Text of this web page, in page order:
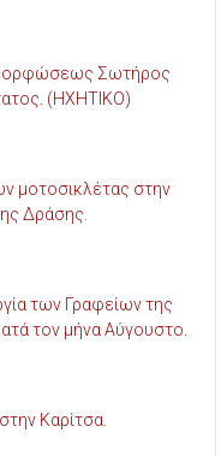
Σωτήρος
(ΗΧΗΤΙΚΟ)
μοτοσικλέτας στην
Δράσης.
των Γραφείων της
τον μήνα Αύγουστο.
Καρίτσα.